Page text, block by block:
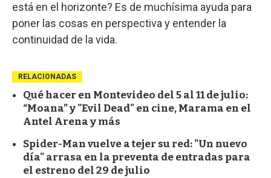
está en el horizonte? Es de muchísima ayuda para
poner las cosas en perspectiva y entender la
continuidad de la vida.
RELACIONADAS
Qué hacer en Montevideo del 5 al 11 de julio:
“Moana” y "Evil Dead" en cine, Marama en el
Antel Arena y más
Spider-Man vuelve a tejer su red: "Un nuevo
día" arrasa en la preventa de entradas para
el estreno del 29 de julio